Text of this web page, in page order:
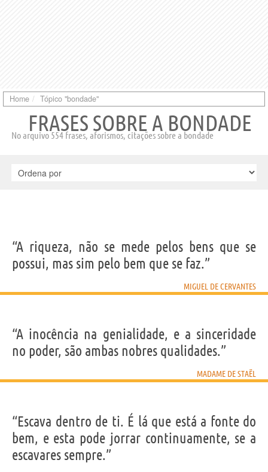
Home Tópico "bondade"
FRASES SOBRE A BONDADE
No arquivo 554 frases, aforismos, citações sobre a bondade
“A riqueza, não se mede pelos bens que se
possui, mas sim pelo bem que se faz.”
MIGUEL DE CERVANTES
“A inocência na genialidade, e a sinceridade
no poder, são ambas nobres qualidades.”
MADAME DE STAËL
“Escava dentro de ti. É lá que está a fonte do
bem, e esta pode jorrar continuamente, se a
escavares sempre.”